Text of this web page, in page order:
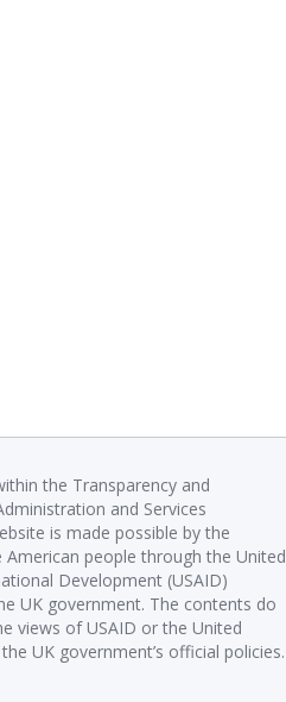
the Transparency and
and Services
is made possible by the
people through the United
Development (USAID)
UK government. The contents do
views of USAID or the United
UK government’s official policies.